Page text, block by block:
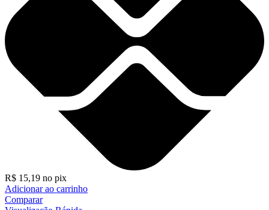
R$ 15,19 no pix
Adicionar ao carrinho
Comparar